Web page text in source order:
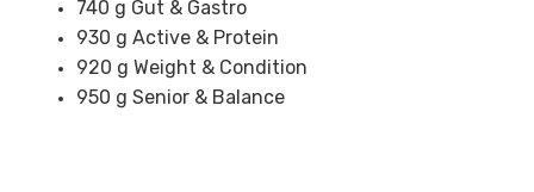
740 g Gut & Gastro
930 g Active & Protein
920 g Weight & Condition
950 g Senior & Balance